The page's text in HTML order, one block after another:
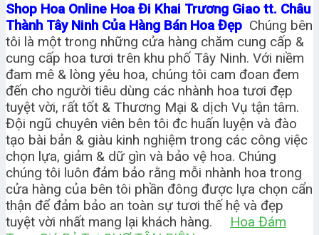
Shop Hoa Online Hoa Đi Khai Trương Giao tt. Châu
Thành Tây Ninh Của Hàng Bán Hoa Đẹp Chúng bên
tôi là một trong những cửa hàng chăm cung cấp &
cung cấp hoa tươi trên khu phố Tây Ninh. Với niềm
đam mê & lòng yêu hoa, chúng tôi cam đoan đem
đến cho người tiêu dùng các nhành hoa tươi đẹp
tuyệt vời, rất tốt & Thương Mại & dịch Vụ tận tâm.
Đội ngũ chuyên viên bên tôi đc huấn luyện và đào
tạo bài bản & giàu kinh nghiệm trong các công việc
chọn lựa, giảm & dữ gìn và bảo vệ hoa. Chúng
chúng tôi luôn đảm bảo rằng mỗi nhành hoa trong
cửa hàng của bên tôi phần đông được lựa chọn cẩn
thận để đảm bảo an toàn sự tươi thế hệ và đẹp
tuyệt vời nhất mang lại khách hàng. Hoa Đám